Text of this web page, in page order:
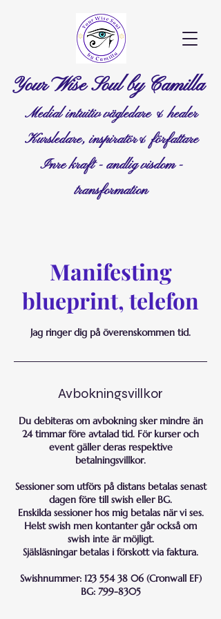
Your Wise Soul by Camilla
Medial intuitiv vägledare & healer
Kursledare, inspiratör& författare
Inre kraft - andlig visdom -
transformation
Manifesting
blueprint, telefon
Jag ringer dig på överenskommen tid.
Avbokningsvillkor
Du debiteras om avbokning sker mindre än
24 timmar före avtalad tid. För kurser och
event gäller deras respektive
betalningsvillkor.
Sessioner som utförs på distans betalas senast
dagen före till swish eller BG.
Enskilda sessioner hos mig betalas när vi ses.
Helst swish men kontanter går också om
swish inte är möjligt.
Själsläsningar betalas i förskott via faktura.
Swishnummer: 123 554 38 06 (Cronwall EF)
BG: 799-8305